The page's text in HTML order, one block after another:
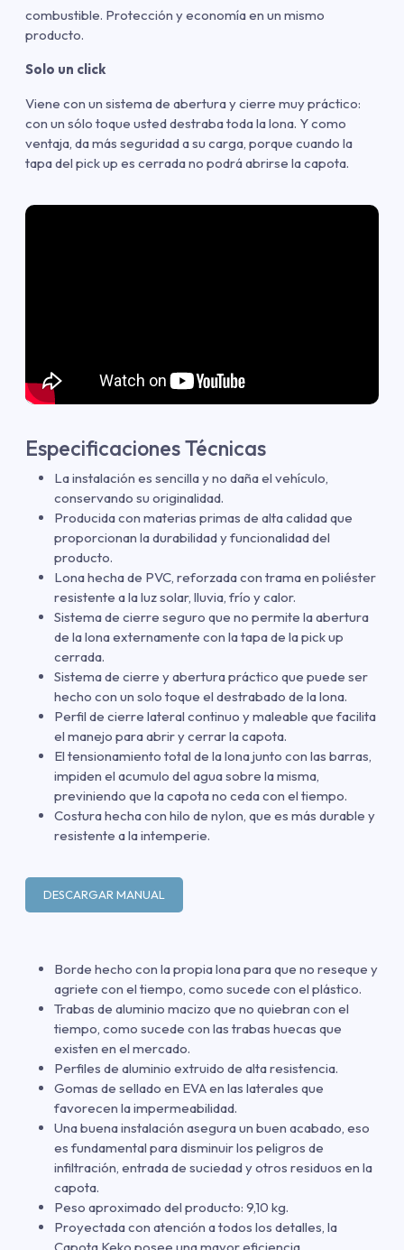
combustible. Protección y economía en un mismo
producto.
Solo un click
Viene con un sistema de abertura y cierre muy práctico:
con un sólo toque usted destraba toda la lona. Y como
ventaja, da más seguridad a su carga, porque cuando la
tapa del pick up es cerrada no podrá abrirse la capota.
Especificaciones Técnicas
La instalación es sencilla y no daña el vehículo,
conservando su originalidad.
Producida con materias primas de alta calidad que
proporcionan la durabilidad y funcionalidad del
producto.
Lona hecha de PVC, reforzada con trama en poliéster
resistente a la luz solar, lluvia, frío y calor.
Sistema de cierre seguro que no permite la abertura
de la lona externamente con la tapa de la pick up
cerrada.
Sistema de cierre y abertura práctico que puede ser
hecho con un solo toque el destrabado de la lona.
Perfil de cierre lateral continuo y maleable que facilita
el manejo para abrir y cerrar la capota.
El tensionamiento total de la lona junto con las barras,
impiden el acumulo del agua sobre la misma,
previniendo que la capota no ceda con el tiempo.
Costura hecha con hilo de nylon, que es más durable y
resistente a la intemperie.
DESCARGAR MANUAL
Borde hecho con la propia lona para que no reseque y
agriete con el tiempo, como sucede con el plástico.
Trabas de aluminio macizo que no quiebran con el
tiempo, como sucede con las trabas huecas que
existen en el mercado.
Perfiles de aluminio extruido de alta resistencia.
Gomas de sellado en EVA en las laterales que
favorecen la impermeabilidad.
Una buena instalación asegura un buen acabado, eso
es fundamental para disminuir los peligros de
infiltración, entrada de suciedad y otros residuos en la
capota.
Peso aproximado del producto: 9,10 kg.
Proyectada con atención a todos los detalles, la